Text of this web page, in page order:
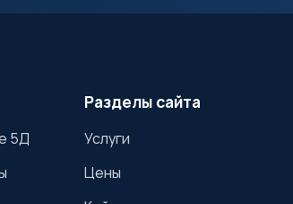
5Д
Разделы сайта
Услуги
Цены